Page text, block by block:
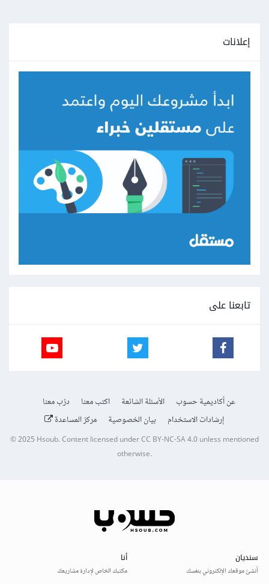
إعلانات
تابعنا على
عن أكاديمية حسوب الأسئلة الشائعة اكتب معنا
درّب معنا
إرشادات الاستخدام
بيان الخصوصية مركز المساعدة
© 2025Hsoub.Content licensed underCC BY-NC-SA 4.0unless mentioned
otherwise.